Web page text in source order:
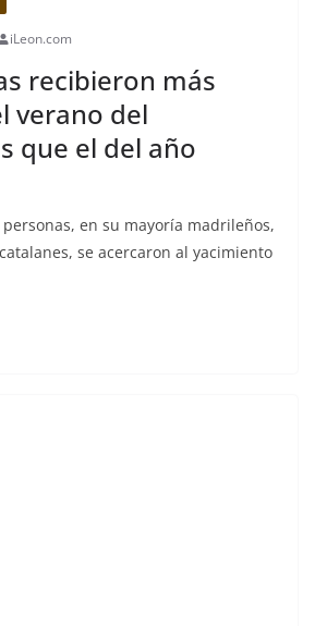
iLeon.com
recibieron más
verano del
que el del año
en su mayoría madrileños,
se acercaron al yacimiento